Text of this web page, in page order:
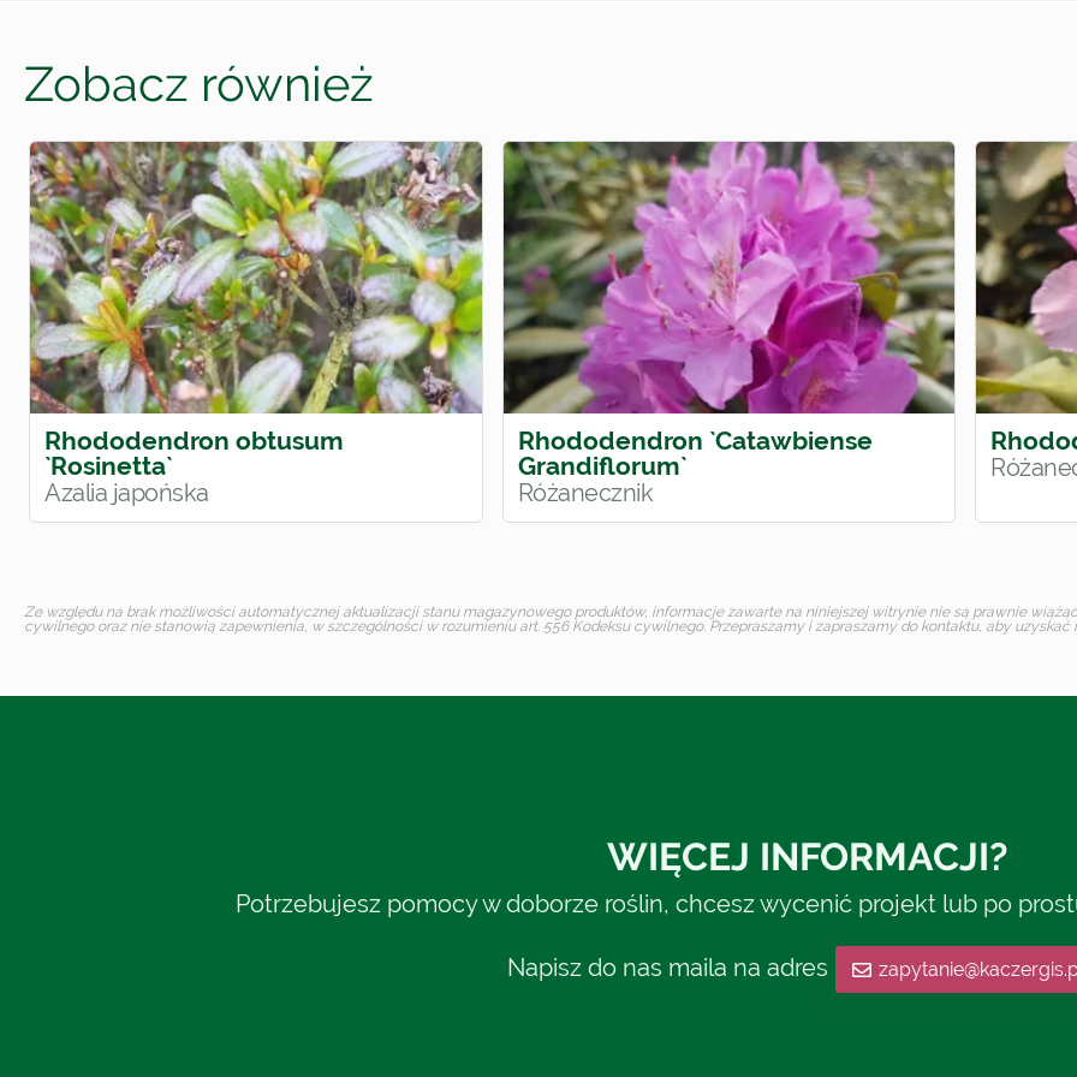
Zobacz również
Rhododendron obtusum
`Rosinetta`
Azalia japońska
Rhododendron `Catawbiense
Grandiflorum`
Różanecznik
Ze względu na brak możliwości automatycznej aktualizacji stanu magazynowego produktów, informacje zawarte na niniejszej witrynie nie są prawnie
cywilnego oraz nie stanowią zapewnienia, w szczególności w rozumieniu art. 556 Kodeksu cywilnego. Przepraszamy i zapraszamy do kontaktu, aby
WIĘCEJ INFORMACJI?
Potrzebujesz pomocy w doborze roślin, chcesz wycenić projekt lub po
Napisz do nas maila na adres